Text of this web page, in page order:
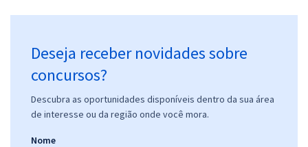
Deseja receber novidades sobre
concursos?
Descubra as oportunidades disponíveis dentro da sua área
de interesse ou da região onde você mora.
Nome